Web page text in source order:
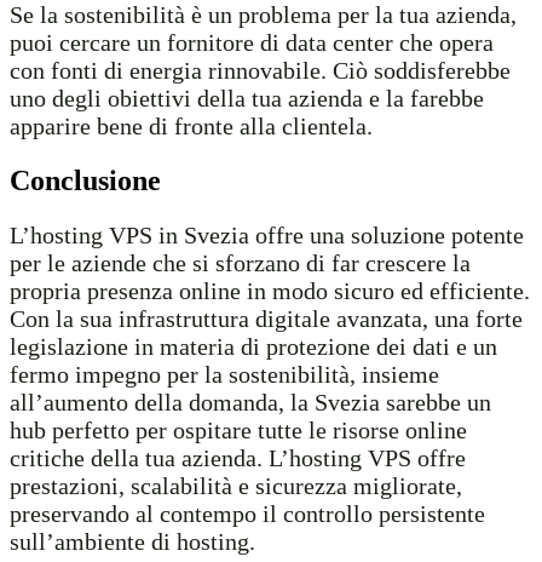
Se la sostenibilità è un problema per la tua azienda,
puoi cercare un fornitore di data center che opera
con fonti di energia rinnovabile. Ciò soddisferebbe
uno degli obiettivi della tua azienda e la farebbe
apparire bene di fronte alla clientela.
Conclusione
L’hosting VPS in Svezia offre una soluzione potente
per le aziende che si sforzano di far crescere la
propria presenza online in modo sicuro ed efficiente.
Con la sua infrastruttura digitale avanzata, una forte
legislazione in materia di protezione dei dati e un
fermo impegno per la sostenibilità, insieme
all’aumento della domanda, la Svezia sarebbe un
hub perfetto per ospitare tutte le risorse online
critiche della tua azienda. L’hosting VPS offre
prestazioni, scalabilità e sicurezza migliorate,
preservando al contempo il controllo persistente
sull’ambiente di hosting.